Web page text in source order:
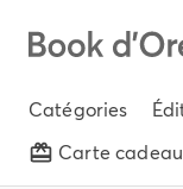
Catégories
Carte cadeau